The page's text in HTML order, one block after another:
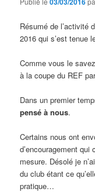
Résumé de l’activité
2016 qui s’est tenue
Comme vous le
à la coupe du REF
Dans un premier
pensé à nous.
Certains nous ont
d’encouragement qui
mesure. Désolé je
du club étant ce
pratique…